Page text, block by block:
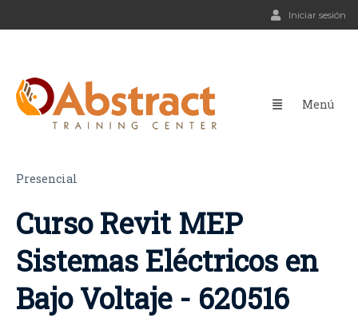
Iniciar sesión
Presencial
Curso Revit MEP
Sistemas Eléctricos en
Bajo Voltaje - 620516